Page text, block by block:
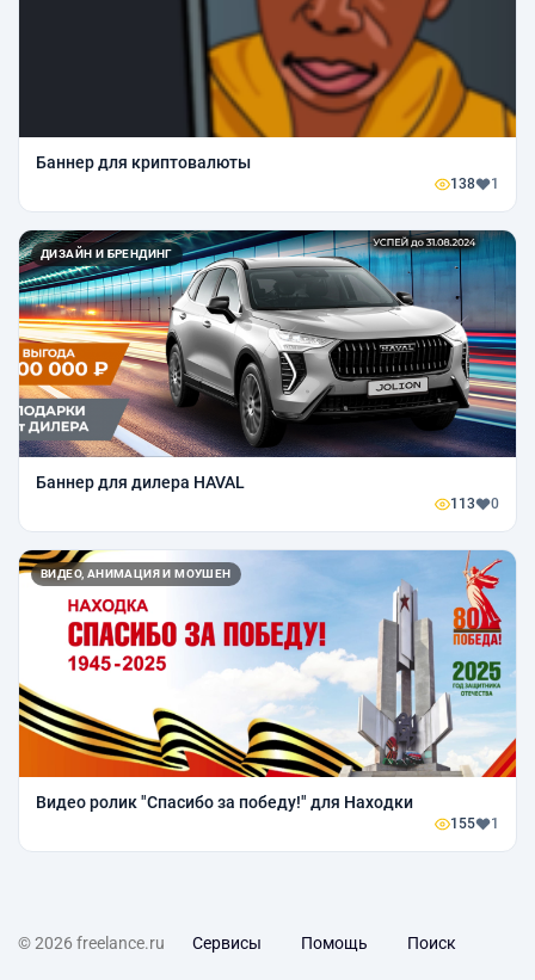
Баннер для криптовалюты
138 1
ДИЗАЙН И БРЕНДИНГ
Баннер для дилера HAVAL
113 0
ВИДЕО, АНИМАЦИЯ И МОУШЕН
Видео ролик "Спасибо за победу!" для Находки
155 1
© 2026 freelance.ru Сервисы Помощь Поиск